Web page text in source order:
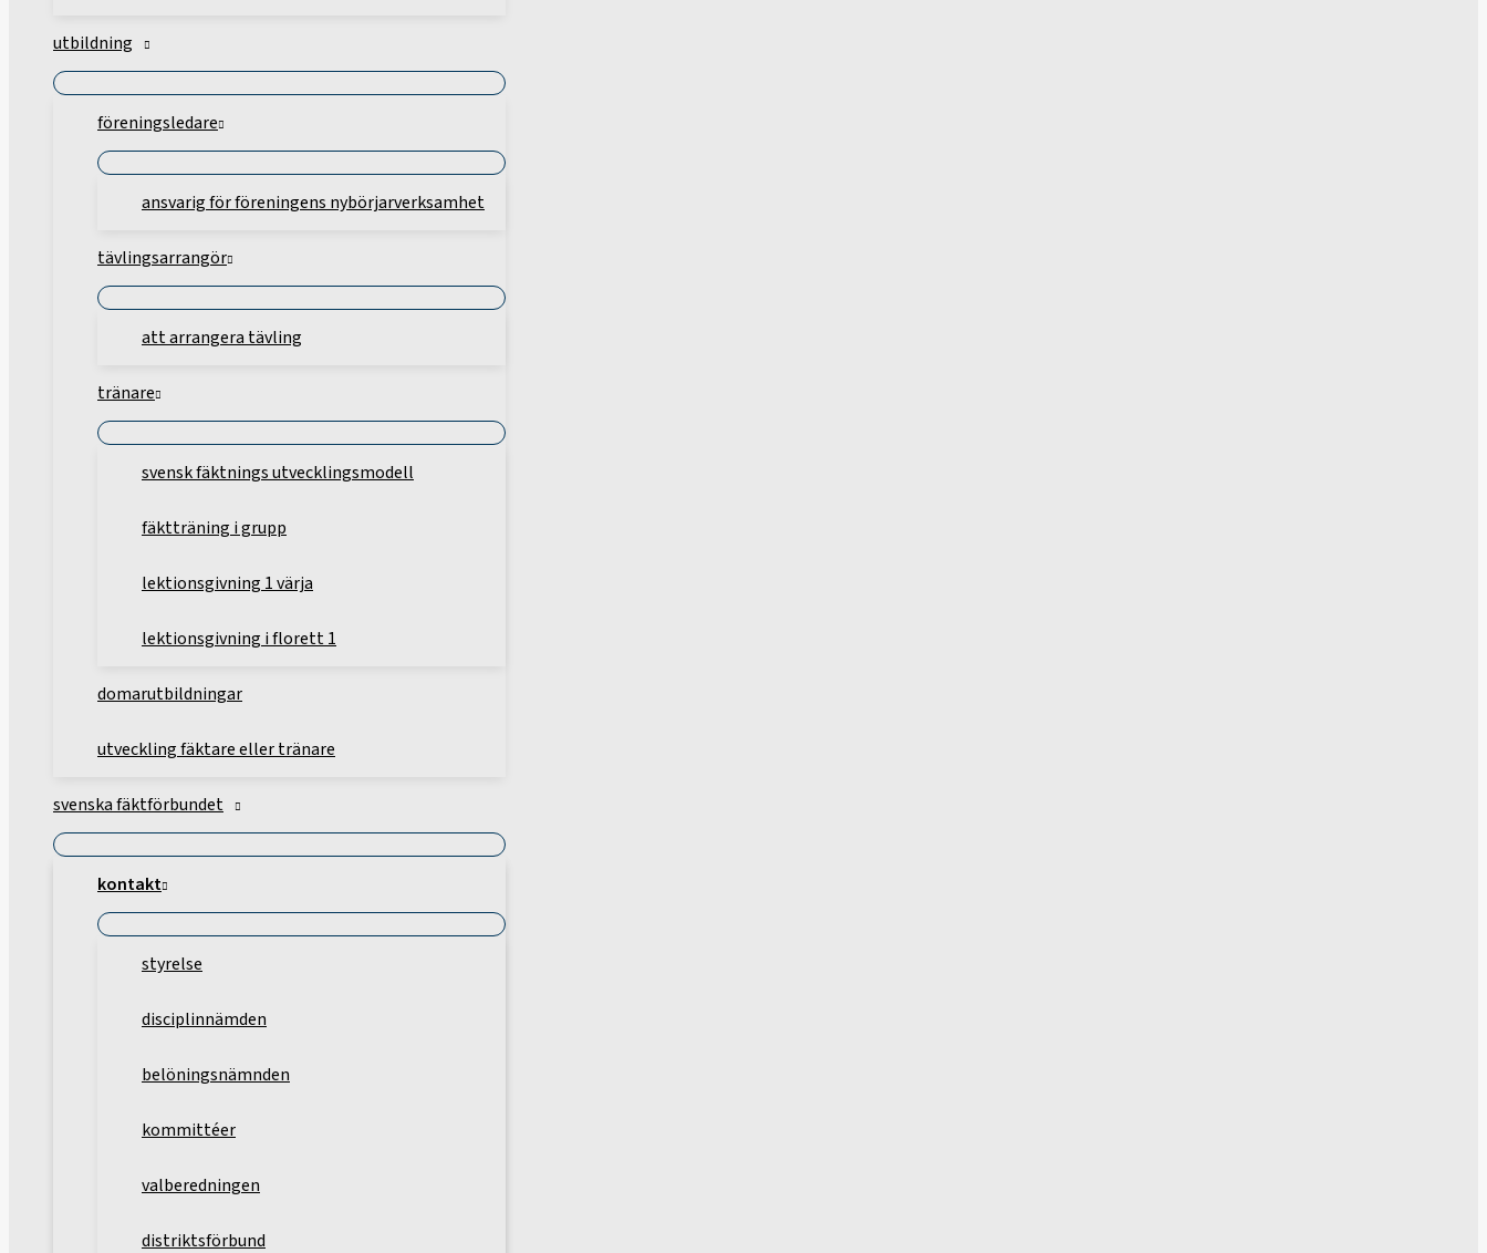
utbildning
föreningsledare
ansvarig för föreningens nybörjarverksamhet
tävlingsarrangör
att arrangera tävling
tränare
svensk fäktnings utvecklingsmodell
fäktträning i grupp
lektionsgivning 1 värja
lektionsgivning i florett 1
domarutbildningar
utveckling fäktare eller tränare
svenska fäktförbundet
kontakt
styrelse
disciplinnämden
belöningsnämnden
kommittéer
valberedningen
distriktsförbund